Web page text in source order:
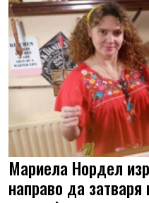
Мариела Нордел
направо да